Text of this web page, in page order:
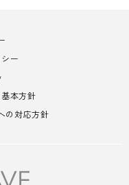
ー
本方針
の対応方針